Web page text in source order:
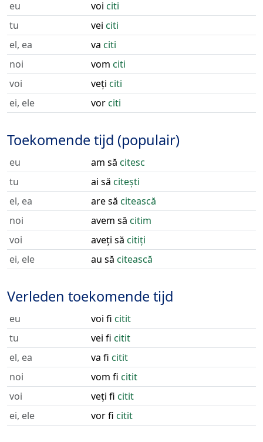
eu voi citi
tu
vei citi
el, ea
va citi
noi
vom citi
voi
veți citi
ei, ele
vorciti
Toekomende tijd (populair)
eu am să citesc
tu
ai să citești
el, ea
are să citească
noi
avem să citim
voi
aveți să citiți
ei, ele
au să citească
Verleden toekomende tijd
eu voi fi citit
tu
vei fi citit
el, ea
va fi citit
noi
vom fi citit
voi
veți fi citit
ei, ele
vor fi citit